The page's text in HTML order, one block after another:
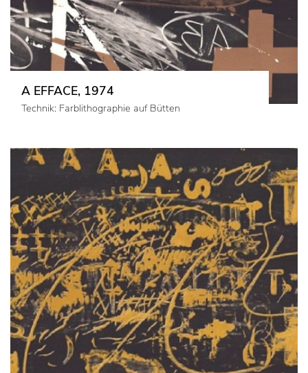
A EFFACE, 1974
Technik: Farblithographie auf Bütten